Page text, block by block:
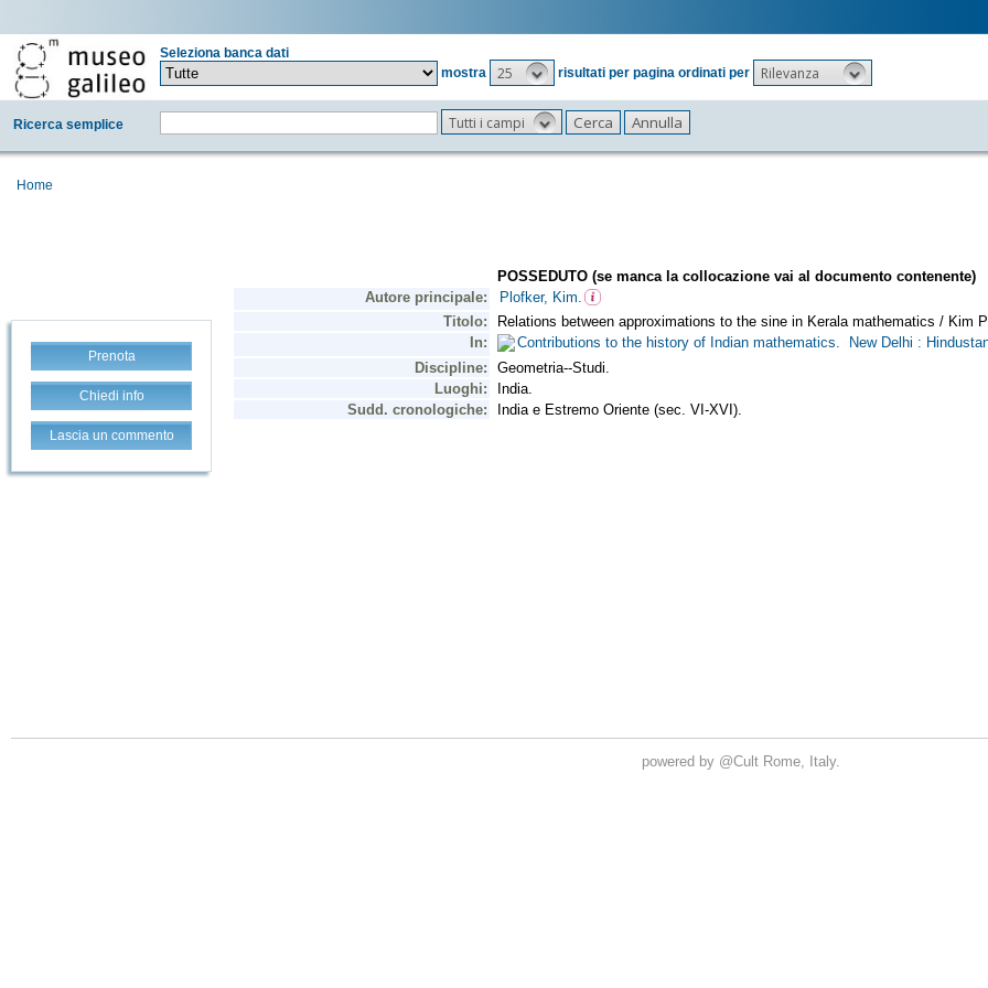
Seleziona banca dati
mostra
25 risultati per pagina ordinati per Rilevanza
Ricerca semplice Tutti i campi
Home
Prenota
Chiedi info
Lascia un commento
powered by @Cult Rome, Italy.